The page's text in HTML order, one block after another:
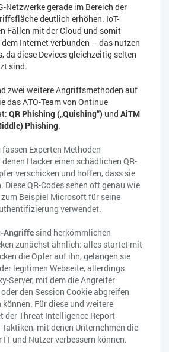
Netzwerke gerade im Bereich der
deutlich erhöhen. IoT-
Fällen mit der Cloud und somit
Internet verbunden – das nutzen
da diese Devices gleichzeitig selten
sind.
zwei weitere Angriffsmethoden auf
das ATO-Team von Ontinue
QR Phishing („Quishing“) und AiTM
Phishing.
fassen Experten Methoden
Hacker einen schädlichen QR-
verschicken und hoffen, dass sie
Diese QR-Codes sehen oft genau wie
zum Beispiel Microsoft für seine
verwendet.
Angriffe sind herkömmlichen
zunächst ähnlich: alles startet mit
die Opfer auf ihn, gelangen sie
legitimen Webseite, allerdings
Server, mit dem die Angreifer
den Session Cookie abgreifen
können. Für diese und weitere
der Threat Intelligence Report
mit denen Unternehmen die
und Nutzer verbessern können.